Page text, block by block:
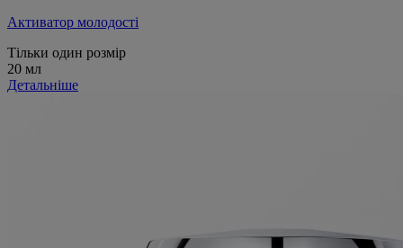
Активатор молодості
Тільки один розмір
20 мл
Детальніше